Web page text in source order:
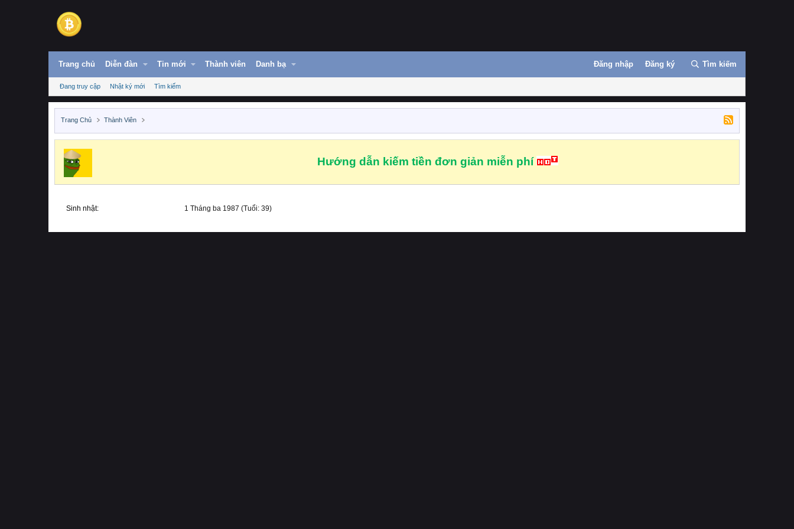
Trang chủ Diễn đàn Tin mới Thành viên Danh bạ Đăng nhập Đăng ký Tìm kiếm
Đang truy cập Nhật ký mới Tìm kiếm
Trang Chủ Thành Viên
Hướng dẫn kiếm tiền đơn giản miễn phí
Sinh nhật 1 Tháng ba 1987 (Tuổi: 39)